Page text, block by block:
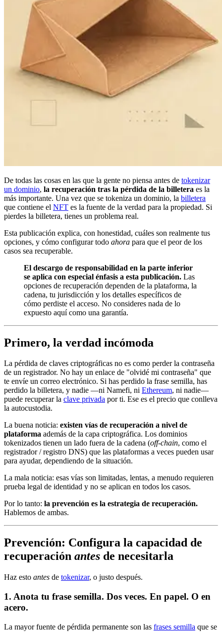
De todas las cosas en las que la gente no piensa antes de tokenizar
un dominio, la recuperación tras la pérdida de la billetera es la
más importante. Una vez que se tokeniza un dominio, la billetera
que contiene el NFT es la fuente de la verdad para la propiedad. Si
pierdes la billetera, tienes un problema real.
Esta publicación explica, con honestidad, cuáles son realmente tus
opciones, y cómo configurar todo ahora para que el peor de los
casos sea recuperable.
El descargo de responsabilidad en la parte inferior
se aplica con especial énfasis a esta publicación. Las
opciones de recuperación dependen de la plataforma, la
cadena, tu jurisdicción y los detalles específicos de
cómo perdiste el acceso. No consideres nada de lo
expuesto aquí como una garantía.
Primero, la verdad incómoda
La pérdida de claves criptográficas no es como perder la contraseña
de un registrador. No hay un enlace de "olvidé mi contraseña" que
te envíe un correo electrónico. Si has perdido la frase semilla, has
perdido la billetera, y nadie —ni Namefi, ni Ethereum, ni nadie—
puede recuperar la clave privada por ti. Ese es el precio que conlleva
la autocustodia.
La buena noticia: existen vías de recuperación a nivel de
plataforma además de la capa criptográfica. Los dominios
tokenizados tienen un lado fuera de la cadena (off-chain, como el
registrador / registro DNS) que las plataformas a veces pueden usar
para ayudar, dependiendo de la situación.
La mala noticia: esas vías son limitadas, lentas, a menudo requieren
prueba legal de identidad y no se aplican en todos los casos.
Por lo tanto: la prevención es la estrategia de recuperación.
Hablemos de ambas.
Prevención: Configura la capacidad de
recuperación antes de necesitarla
Haz esto antes de tokenizar, o justo después.
1. Anota tu frase semilla. Dos veces. En papel. O en
acero.
La mayor fuente de pérdida permanente son las frases semilla que se